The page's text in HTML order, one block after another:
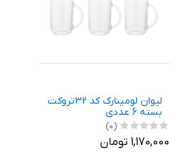
لیوان لومینارک کد 32تروکت
بسته 6 عددی
(0)
1,170,000 تومان